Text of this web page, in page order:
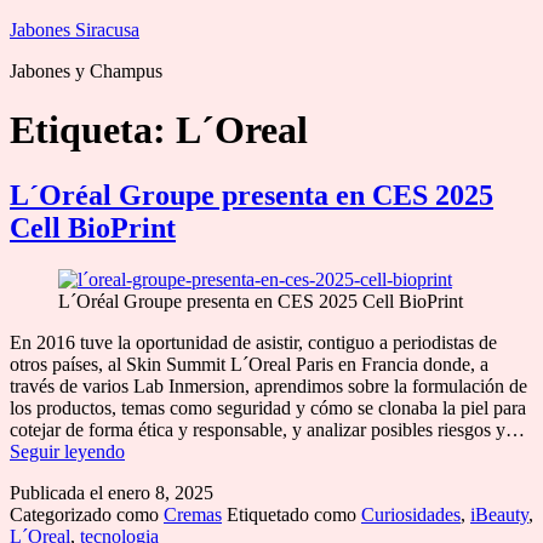
Saltar
contenido
Jabones Siracusa
Jabones y Champus
Etiqueta: L´Oreal
L´Oréal Groupe presenta en CES 2025
Cell BioPrint
L´Oréal Groupe presenta en CES 2025 Cell BioPrint
En 2016 tuve la oportunidad de asistir, contiguo a periodistas de
otros países, al Skin Summit L´Oreal Paris en Francia donde, a
través de varios Lab Inmersion, aprendimos sobre la formulación de
los productos, temas como seguridad y cómo se clonaba la piel para
cotejar de forma ética y responsable, y analizar posibles riesgos y…
Seguir leyendoL
Groupe
presenta
en
Publicada el enero 8, 2025
Categorizado como Cremas Etiquetado como Curiosidades, iBeauty,
L´Oreal, tecnologia